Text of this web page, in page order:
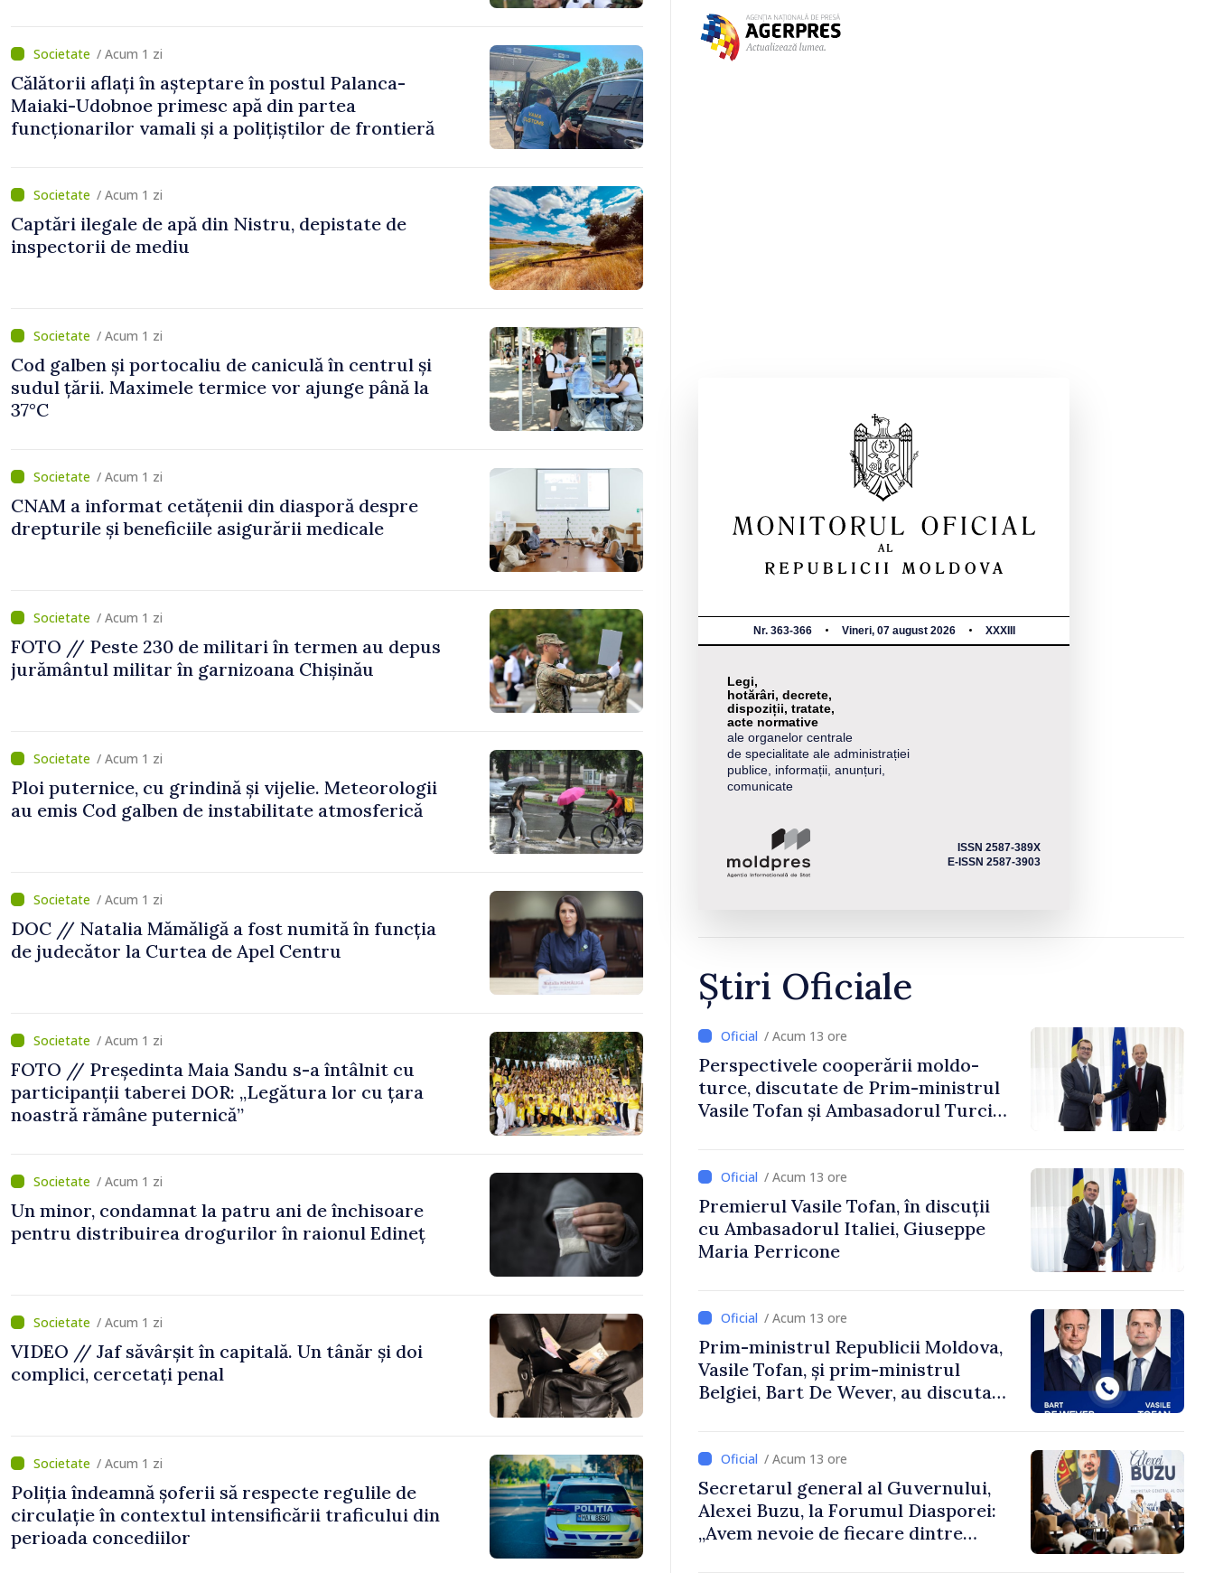
/ Acum 1 zi
Călătorii aflați în așteptare în postul Palanca-
Maiaki-Udobnoe primesc apă din partea
funcționarilor vamali și a polițiștilor de frontieră
/ Acum 1 zi
Captări ilegale de apă din Nistru, depistate de
inspectorii de mediu
/ Acum 1 zi
Cod galben și portocaliu de caniculă în centrul și
sudul țării. Maximele termice vor ajunge până la
37°C
/ Acum 1 zi
CNAM a informat cetățenii din diasporă despre
drepturile și beneficiile asigurării medicale
/ Acum 1 zi
FOTO // Peste 230 de militari în termen au depus
jurământul militar în garnizoana Chișinău
/ Acum 1 zi
Ploi puternice, cu grindină și vijelie. Meteorologii
au emis Cod galben de instabilitate atmosferică
/ Acum 1 zi
DOC // Natalia Mămăligă a fost numită în funcția
de judecător la Curtea de Apel Centru
/ Acum 1 zi
FOTO // Președinta Maia Sandu s-a întâlnit cu
participanții taberei DOR: „Legătura lor cu țara
noastră rămâne puternică”
/ Acum 1 zi
Un minor, condamnat la patru ani de închisoare
pentru distribuirea drogurilor în raionul Edineț
/ Acum 1 zi
VIDEO // Jaf săvârșit în capitală. Un tânăr și doi
complici, cercetați penal
/ Acum 1 zi
Poliția îndeamnă șoferii să respecte regulile de
circulație în contextul intensificării traficului din
perioada concediilor
Nr. 363-366 Vineri, 07 august 2026 XXXIII
Legi,
hotărâri, decrete,
dispoziții, tratate,
acte normative
ale organelor centrale
de specialitate ale administrației
publice, informații, anunțuri,
comunicate
ISSN 2587-389X
E-ISSN 2587-3903
Știri Oficiale
/ Acum 13 ore
Perspectivele cooperării moldo-
turce, discutate de Prim-ministrul
Vasile Tofan și Ambasadorul Turciei,
/ Acum 13 ore
Premierul Vasile Tofan, în discuții
cu Ambasadorul Italiei, Giuseppe
Maria Perricone
/ Acum 13 ore
Prim-ministrul Republicii Moldova,
Vasile Tofan, și prim-ministrul
Belgiei, Bart De Wever, au discutat
/ Acum 13 ore
Secretarul general al Guvernului,
Alexei Buzu, la Forumul Diasporei:
„Avem nevoie de fiecare dintre